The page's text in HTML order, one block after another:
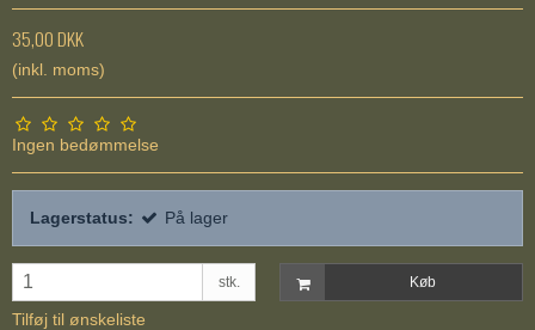
35,00 DKK
(inkl. moms)
Ingen bedømmelse
Lagerstatus: På lager
stk. Køb
Tilføj til ønskeliste